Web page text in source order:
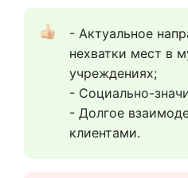
- Актуальное
нехватки мест в
учреждениях;
- Социально-
- Долгое
клиентами.